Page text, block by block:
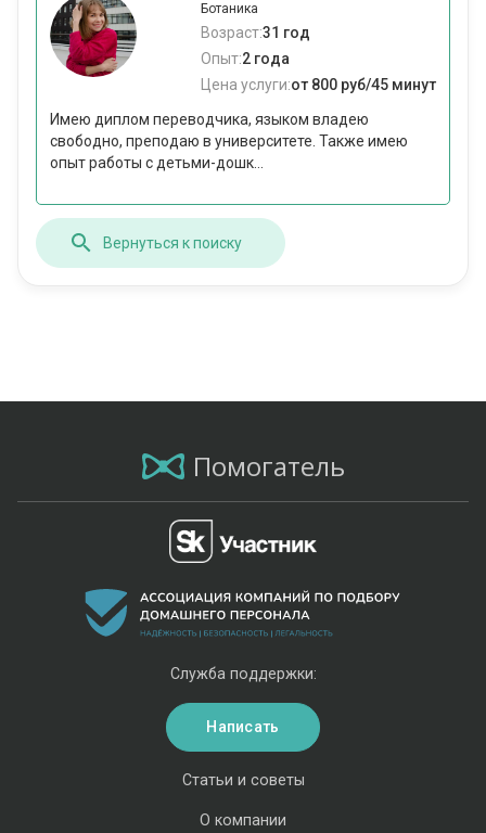
Ботаника
Возраст:31 год
Опыт:2 года
Цена услуги:от 800 руб/45 минут
Имею диплом переводчика, языком владею
свободно, преподаю в университете. Также имею
опыт работы с детьми-дошк...
Вернуться к поиску
Помогатель
Статьи и советы
О компании
Служба поддержки:
Написать